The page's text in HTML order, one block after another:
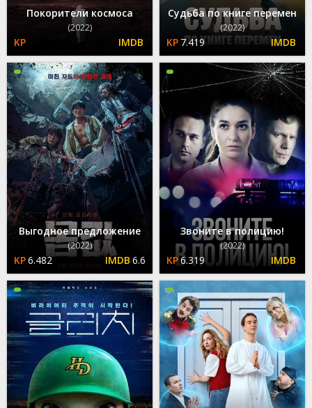
Покорители космоса
(2022)
Судьба по книге перемен
(2022)
7.419
Выгодное предложение
(2022)
6.482 6.6
Звоните в полицию!
(2022)
6.319